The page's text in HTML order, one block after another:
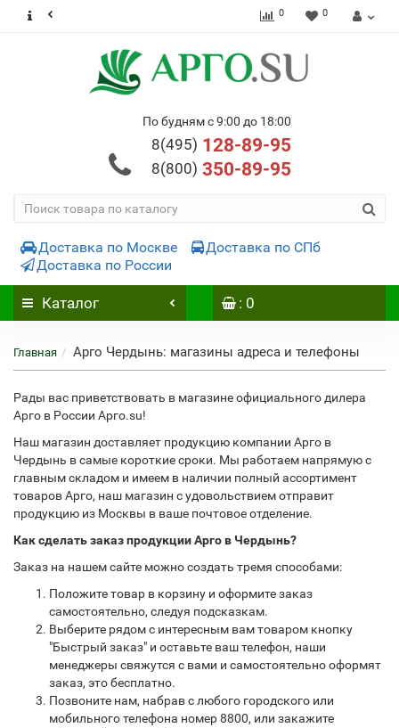
0 0
По будням с 9:00 до 18:00
8(495) 128-89-95
8(800) 350-89-95
Доставка по Москве
Доставка по СПб
Доставка по России
Каталог : 0
Главная Арго Чердынь: магазины адреса и телефоны
Рады вас приветствовать в магазине официального дилера
Арго в России Арго.su!
Наш магазин доставляет продукцию компании Арго в
Чердынь в самые короткие сроки. Мы работаем напрямую с
главным складом и имеем в наличии полный ассортимент
товаров Арго, наш магазин с удовольствием отправит
продукцию из Москвы в ваше почтовое отделение.
Как сделать заказ продукции Арго в Чердынь?
Заказ на нашем сайте можно создать тремя способами:
Положите товар в корзину и оформите заказ
самостоятельно, следуя подсказкам.
Выберите рядом с интересным вам товаром кнопку
"Быстрый заказ" и оставьте ваш телефон, наши
менеджеры свяжутся с вами и самостоятельно оформят
заказ, это бесплатно.
Позвоните нам, набрав с любого городского или
мобильного телефона номер 8800, или закажите